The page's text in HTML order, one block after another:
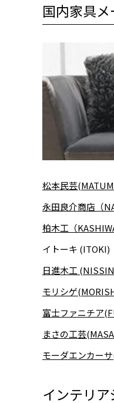
国内家具メ
松本民芸
永田良介商店（
柏木工（
イトーキ (ITOKI)
日進木工
モリシゲ
富士ファニチア
まさの工芸
モーダエンカー
インテリ